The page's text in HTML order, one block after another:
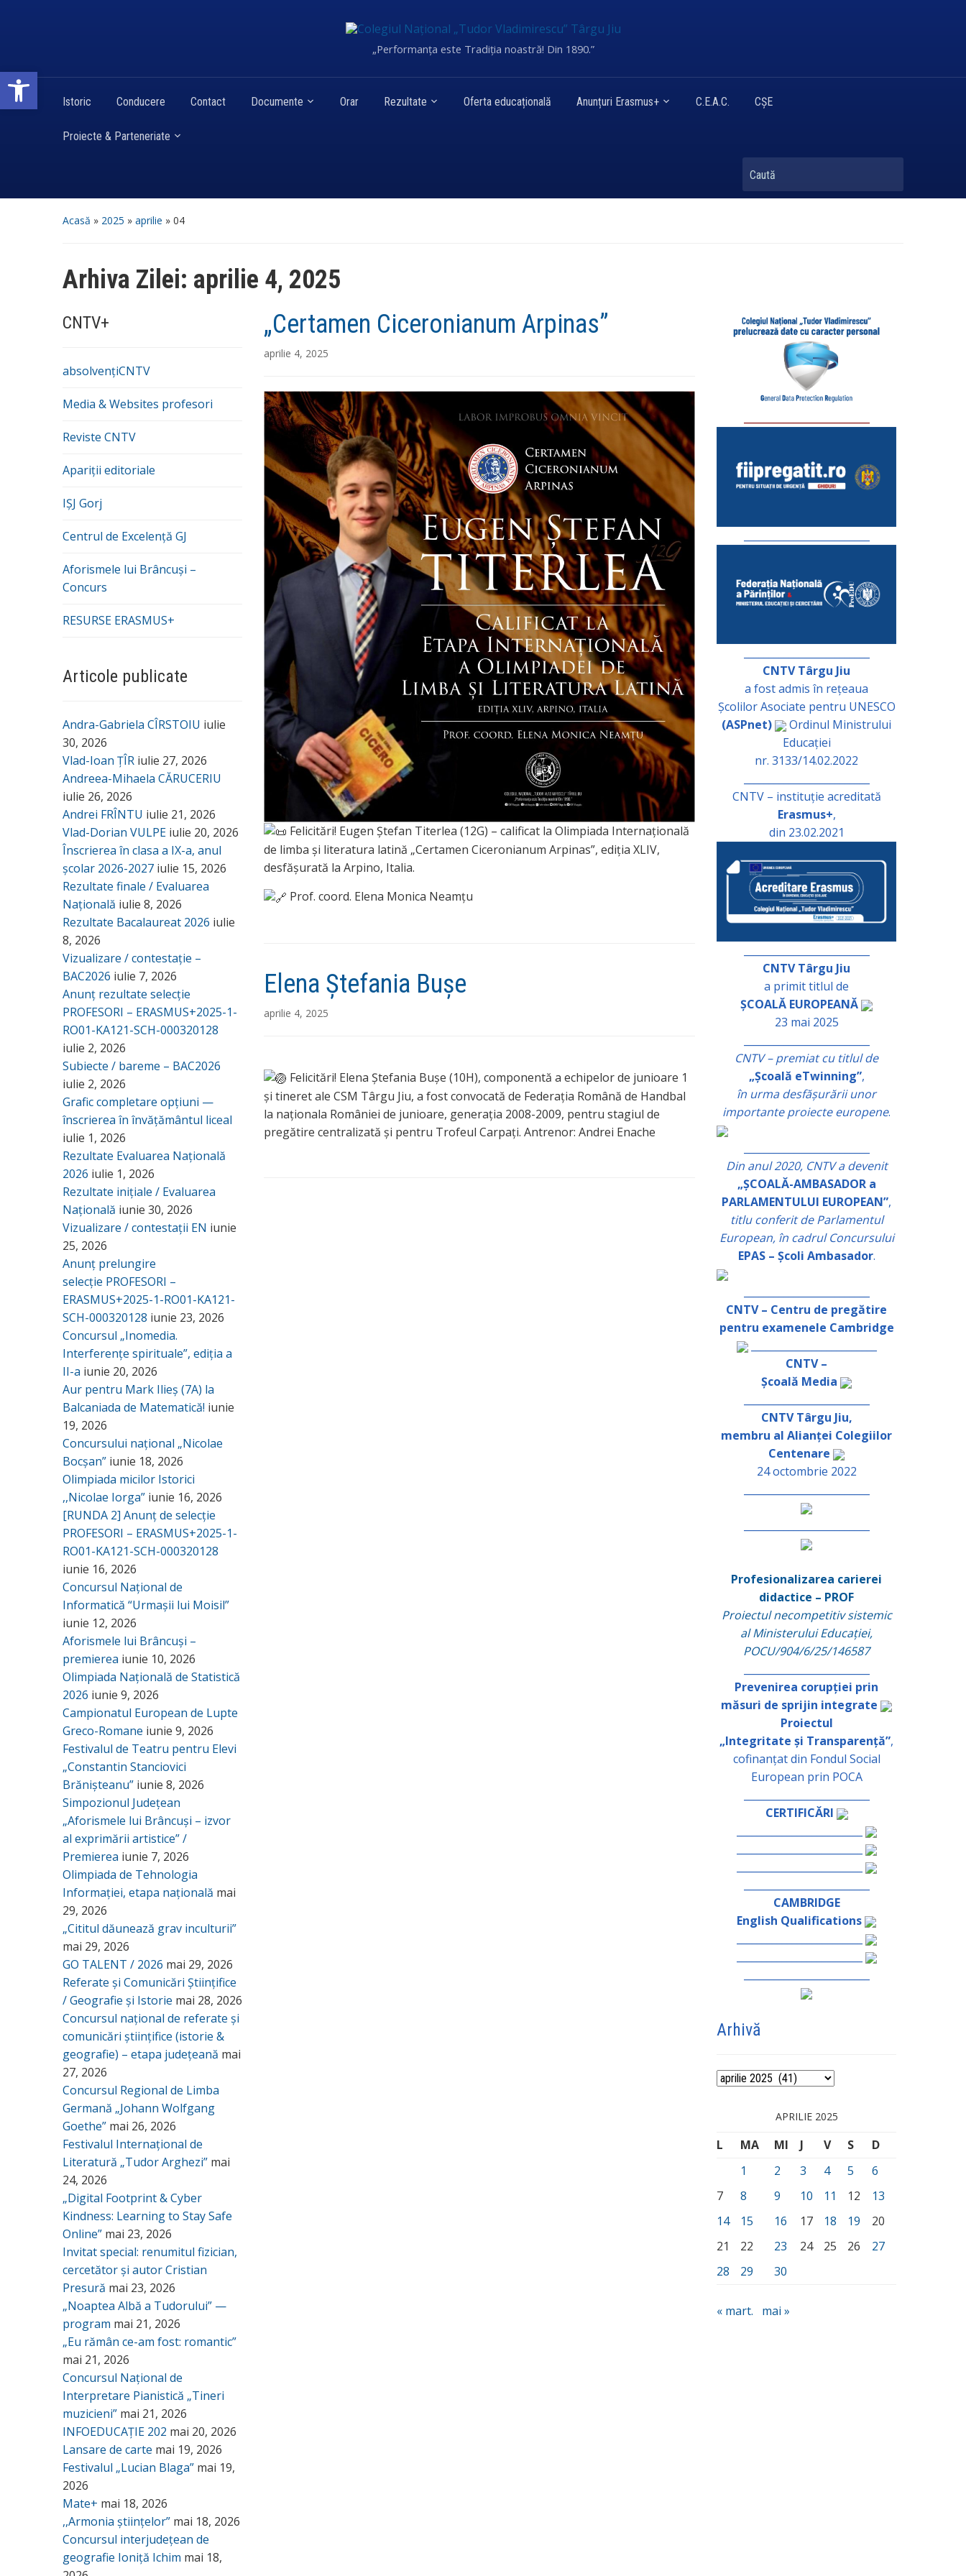
Deschide bara de unelte
„Performanța este Tradiția noastră! Din 1890.”
Istoric Conducere Contact Documente Orar Rezultate Oferta educațională Anunțuri Erasmus+ C.E.A.C. CȘE
Proiecte & Parteneriate
Caută
Acasă » 2025 » aprilie » 04
Arhiva Zilei: aprilie 4, 2025
CNTV+
absolvențiCNTV
Media & Websites profesori
Reviste CNTV
Apariții editoriale
IȘJ Gorj
Centrul de Excelență GJ
Aforismele lui Brâncuși –
Concurs
RESURSE ERASMUS+
Articole publicate
Andra-Gabriela CÎRSTOIU iulie
30, 2026
Vlad-Ioan ȚÎR iulie 27, 2026
Andreea-Mihaela CĂRUCERIU
iulie 26, 2026
Andrei FRÎNTU iulie 21, 2026
Vlad-Dorian VULPE iulie 20, 2026
Înscrierea în clasa a IX-a, anul
școlar 2026-2027 iulie 15, 2026
Rezultate finale / Evaluarea
Națională iulie 8, 2026
Rezultate Bacalaureat 2026 iulie
8, 2026
Vizualizare / contestație –
BAC2026 iulie 7, 2026
Anunț rezultate selecție
PROFESORI – ERASMUS+2025-1-
RO01-KA121-SCH-000320128
iulie 2, 2026
Subiecte / bareme – BAC2026
iulie 2, 2026
Grafic completare opțiuni —
înscrierea în învățământul liceal
iulie 1, 2026
Rezultate Evaluarea Națională
2026 iulie 1, 2026
Rezultate inițiale / Evaluarea
Națională iunie 30, 2026
Vizualizare / contestații EN iunie
25, 2026
Anunț prelungire
selecție PROFESORI –
ERASMUS+2025-1-RO01-KA121-
SCH-000320128 iunie 23, 2026
Concursul „Inomedia.
Interferențe spirituale”, ediția a
II-a iunie 20, 2026
Aur pentru Mark Ilieș (7A) la
Balcaniada de Matematică! iunie
19, 2026
Concursului național „Nicolae
Bocșan” iunie 18, 2026
Olimpiada micilor Istorici
,,Nicolae Iorga” iunie 16, 2026
[RUNDA 2] Anunț de selecție
PROFESORI – ERASMUS+2025-1-
RO01-KA121-SCH-000320128
iunie 16, 2026
Concursul Național de
Informatică “Urmașii lui Moisil”
iunie 12, 2026
Aforismele lui Brâncuși –
premierea iunie 10, 2026
Olimpiada Națională de Statistică
2026 iunie 9, 2026
Campionatul European de Lupte
Greco-Romane iunie 9, 2026
Festivalul de Teatru pentru Elevi
„Constantin Stanciovici
Brănișteanu” iunie 8, 2026
Simpozionul Județean
„Aforismele lui Brâncuși – izvor
al exprimării artistice” /
Premierea iunie 7, 2026
Olimpiada de Tehnologia
Informației, etapa națională mai
29, 2026
„Cititul dăunează grav inculturii”
mai 29, 2026
GO TALENT / 2026 mai 29, 2026
Referate și Comunicări Științifice
/ Geografie și Istorie mai 28, 2026
Concursul național de referate și
comunicări științifice (istorie &
geografie) – etapa județeană mai
27, 2026
Concursul Regional de Limba
Germană „Johann Wolfgang
Goethe” mai 26, 2026
Festivalul Internațional de
Literatură „Tudor Arghezi” mai
24, 2026
„Digital Footprint & Cyber
Kindness: Learning to Stay Safe
Online” mai 23, 2026
Invitat special: renumitul fizician,
cercetător și autor Cristian
Presură mai 23, 2026
„Noaptea Albă a Tudorului” —
program mai 21, 2026
„Eu rămân ce-am fost: romantic”
mai 21, 2026
Concursul Național de
Interpretare Pianistică „Tineri
muzicieni” mai 21, 2026
INFOEDUCAȚIE 202 mai 20, 2026
Lansare de carte mai 19, 2026
Festivalul „Lucian Blaga” mai 19,
2026
Mate+ mai 18, 2026
,,Armonia științelor” mai 18, 2026
Concursul interjudețean de
geografie Ioniță Ichim mai 18,
„Certamen Ciceronianum Arpinas”
aprilie 4, 2025
Felicitări! Eugen Ștefan Titerlea (12G) – calificat la Olimpiada Internațională
de limba și literatura latină „Certamen Ciceronianum Arpinas”, ediția XLIV,
desfășurată la Arpino, Italia.
Prof. coord. Elena Monica Neamțu
Elena Ștefania Bușe
aprilie 4, 2025
Felicitări! Elena Ștefania Bușe (10H), componentă a echipelor de junioare 1
și tineret ale CSM Târgu Jiu, a fost convocată de Federația Română de Handbal
la naționala României de junioare, generația 2008-2009, pentru stagiul de
pregătire centralizată și pentru Trofeul Carpați. Antrenor: Andrei Enache
CNTV Târgu Jiu
a fost admis în rețeaua
Școlilor Asociate pentru UNESCO
(ASPnet)
Ordinul Ministrului
Educației
nr. 3133/14.02.2022
CNTV – instituție acreditată
Erasmus+,
din 23.02.2021
CNTV Târgu Jiu
a primit titlul de
ȘCOALĂ EUROPEANĂ
23 mai 2025
CNTV – premiat cu titlul de
„Școală eTwinning”,
în urma desfășurării unor
importante proiecte europene.
Din anul 2020, CNTV a devenit
„ȘCOALĂ-AMBASADOR a
PARLAMENTULUI EUROPEAN”,
titlu conferit de Parlamentul
European, în cadrul Concursului
EPAS – Școli Ambasador.
CNTV – Centru de pregătire
pentru examenele Cambridge
_________________________
CNTV –
Școală Media
CNTV Târgu Jiu,
membru al Alianței Colegiilor
Centenare
24 octombrie 2022
Profesionalizarea carierei
didactice – PROF
Proiectul necompetitiv sistemic
al Ministerului Educației,
POCU/904/6/25/146587
Prevenirea corupției prin
măsuri de sprijin integrate
Proiectul
„Integritate și Transparență”,
cofinanțat din Fondul Social
European prin POCA
CERTIFICĂRI
CAMBRIDGE
English Qualifications
Arhivă
Arhivă
APRILIE 2025
L MA MI J V S
D
1
2 3 4 5
6
7
8 9 10 11 12
13
14
15 16 17 18 19
20
21
22 23 24 25 26
27
28
29 30
« mart. mai »